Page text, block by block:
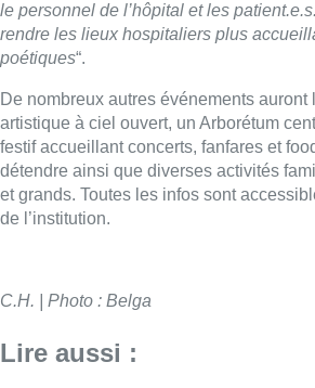
le personnel de l’hôpital et les
rendre les lieux hospitaliers plus
poétiques“.
De nombreux autres événements auront
artistique à ciel ouvert, un Arborétum
festif accueillant concerts, fanfares et
détendre ainsi que diverses activités
et grands. Toutes les infos sont
de l’institution.
C.H. | Photo : Belga
Lire aussi :